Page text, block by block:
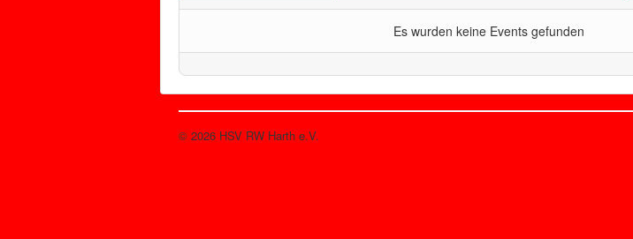
Es wurden keine Events gefunden
© 2026 HSV RW Harth e.V.